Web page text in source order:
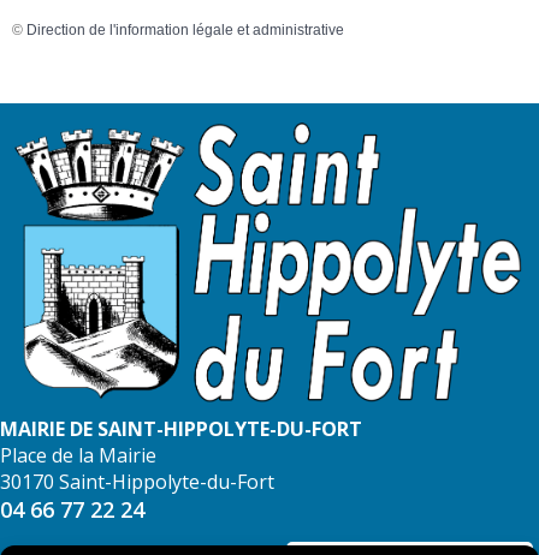
© Direction de l'information légale et administrative
MAIRIE DE SAINT-HIPPOLYTE-DU-FORT
Place de la Mairie
30170 Saint-Hippolyte-du-Fort
04 66 77 22 24